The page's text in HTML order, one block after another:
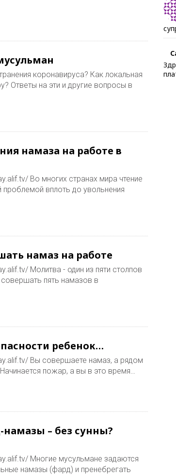
коронавируса? Как локальная
Ответы на эти и другие вопросы в
намаза на работе в
Во многих странах мира чтение
вплоть до увольнения
намаз на работе
Молитва - один из пяти столпов
пять намазов в
ребенок…
Вы совершаете намаз, а рядом
пожар, а вы в это время…
– без сунны?
Многие мусульмане задаются
намазы (фард) и пренебрегать